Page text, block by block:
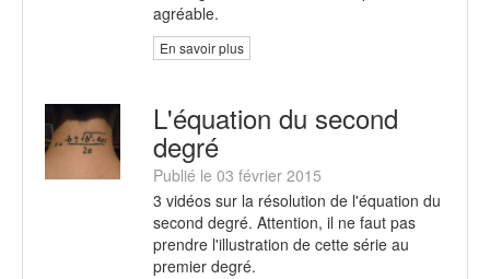
agréable.
En savoir plus
L'équation du second
degré
Publié le 03 février 2015
3 vidéos sur la résolution de l'équation du
second degré. Attention, il ne faut pas
prendre l'illustration de cette série au
premier degré.